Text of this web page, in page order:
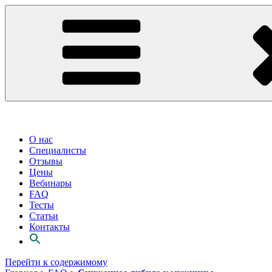
О нас
Специалисты
Отзывы
Цены
Вебинары
FAQ
Тесты
Статьи
Контакты
Перейти к содержимому